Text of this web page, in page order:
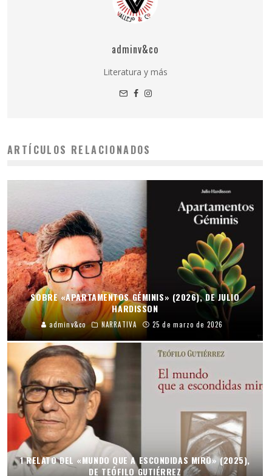
adminv&co
Literatura y más
ARTÍCULOS RELACIONADOS
SOBRE «APARTAMENTOS GÉMINIS» (2026), DE JULIO
HARDISSON
adminv&co NARRATIVA 25 de marzo de 2026
1 RELATO DEL «MUNDO QUE A ESCONDIDAS MIRO» (2025),
DE TEÓFILO GUTIÉRREZ